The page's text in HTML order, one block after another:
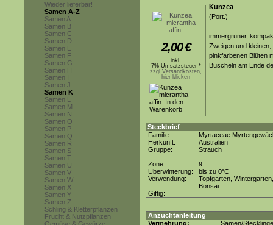
Wieder lieferbar!
Samen A-Z
Samen A
Samen B
Samen C
Samen D
Samen E
Samen F
Samen G
Samen H
Samen I
Samen J
Samen K
Samen L
Samen M
Samen N
Samen O
Samen P
Samen Q
Samen R
Samen S
Samen T
Samen U
Samen V
Samen W
Samen X
Samen Y
Samen Z
Schling & Kletterpflanzen
Frucht & Nutzpflanzen
2,00€
inkl.
7% Umsatzsteuer *
zzgl.Versandkosten,
hier klicken
Kunzea
(Port.)
immergrüner,
Zweigen und
pinkfarbenen Blüten
Büscheln am Ende
Steckbrief
Familie:
Myrtaceae
Herkunft:
Australien
Gruppe:
Strauch
Zone:
9
Überwinterung:
bis zu 0°C
Verwendung:
Topfgarten, Wintergarten,
Bonsai
Giftig:
Anzuchtanleitung
Vermehrung:
Samen/Stecklinge